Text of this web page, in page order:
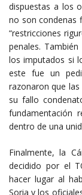
dispuestas a los
no son condenas
“restricciones
penales.
los imputados si
este fue un
razonaron que
su fallo
fundamentación
dentro de una
Finalmente, la
decidido por el
hacer lugar al
Soria y los